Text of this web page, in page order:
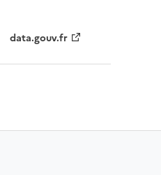
data.gouv.fr